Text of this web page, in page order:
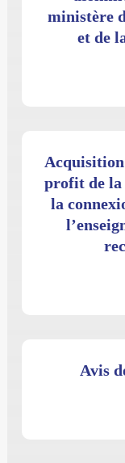
ministère
et de
profit de la
la
Avis